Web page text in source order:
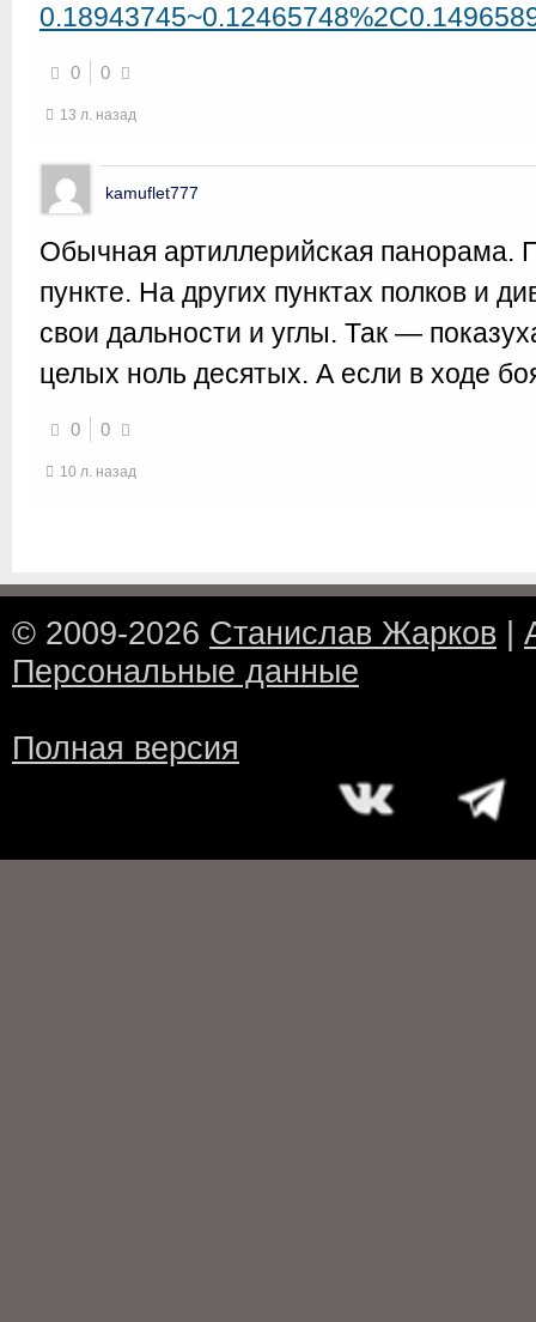
0 0
13 л. назад
kamuflet777
Обычная артиллерийская панорама.
пункте. На других пунктах полков и
свои дальности и углы. Так —
целых ноль десятых. А если в ходе
0 0
10 л. назад
© 2009-2026 Станислав Жарков |
Персональные данные
Полная версия